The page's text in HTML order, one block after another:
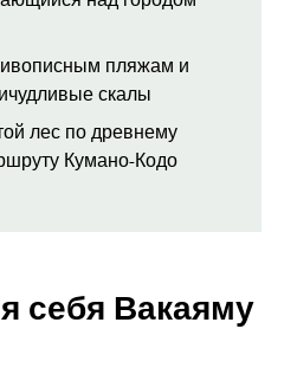
пляжам и
скалы
лес по древнему
Кумано-Кодо
себя Вакаяму